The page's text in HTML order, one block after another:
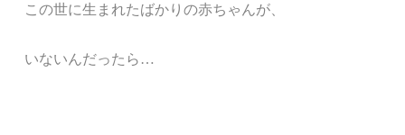
この世に生まれたばかりの赤ちゃんが、
いないんだったら…